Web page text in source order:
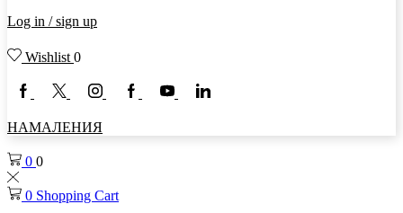
Log in / sign up
Wishlist 0
НАМАЛЕНИЯ
0 0
0 Shopping Cart